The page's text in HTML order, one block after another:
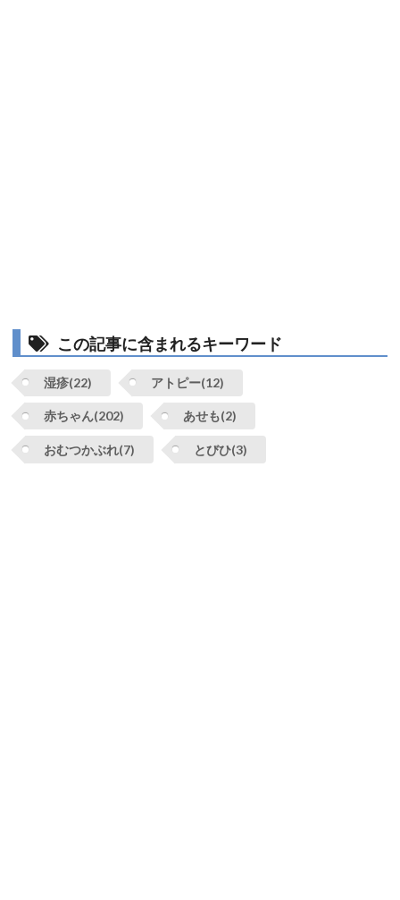
この記事に含まれるキーワード
湿疹(22) アトピー(12)
赤ちゃん(202) あせも(2)
おむつかぶれ(7) とびひ(3)